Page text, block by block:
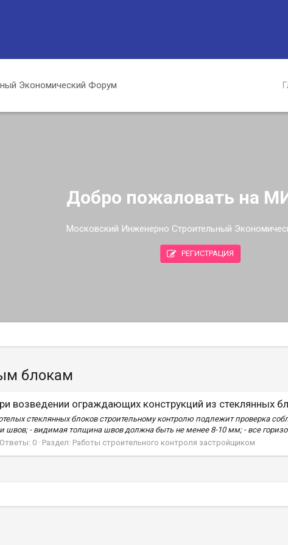
Добро пожаловать на
Московский Инженерно Строительный
РЕГИСТРАЦИЯ
блокам
возведении ограждающих конструкций из стеклянных
стеклянных блоков строительному контролю подлежит проверка
швов; - видимая толщина швов должна быть не менее 8-10 мм; - все
Ответы: 0 Раздел: Работы строительного контроля застройщиком